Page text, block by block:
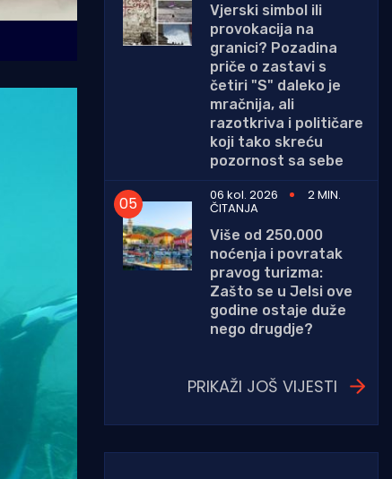
Vjerski simbol ili
provokacija na
granici? Pozadina
priče o zastavi s
četiri "S" daleko je
mračnija, ali
razotkriva i političare
koji tako skreću
pozornost sa sebe
06 kol. 2026
2 MIN.
ČITANJA
Više od 250.000
noćenja i povratak
pravog turizma:
Zašto se u Jelsi ove
godine ostaje duže
nego drugdje?
PRIKAŽI JOŠ VIJESTI